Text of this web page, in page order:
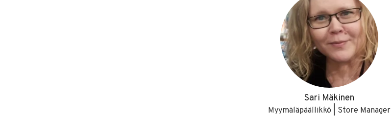
Sari Mäkinen
Myymäläpäällikkö | Store Manager